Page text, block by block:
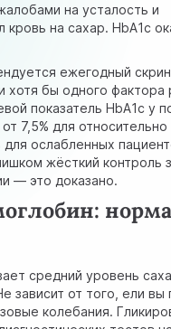
на усталость и
на сахар. HbA1c
ежегодный
хотя бы одного фактора
показатель HbA1c у
7,5% для относительно
ослабленных
жёсткий контроль
— это доказано.
средний уровень
зависит от того, ели вы
колебания.